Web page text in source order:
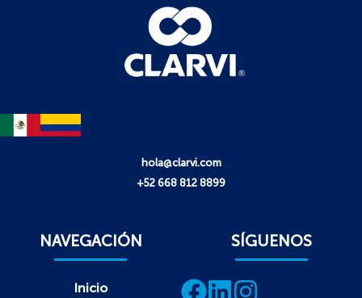
hola@clarvi.com
+52 668 812 8899
NAVEGACIÓN
Inicio
SÍGUENOS